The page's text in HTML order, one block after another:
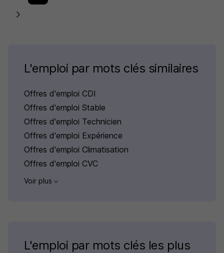
L'emploi par mots clés similaires
Offres d'emploi CDI
Offres d'emploi Stable
Offres d'emploi Technicien
Offres d'emploi Expérience
Offres d'emploi Climatisation
Offres d'emploi CVC
Voir plus
L'emploi par mots clés les plus